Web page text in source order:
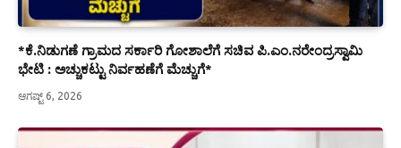
*ಕೆ.ನಿಡುಗಣೆ ಗ್ರಾಮದ ಸರ್ಕಾರಿ ಗೋಶಾಲೆಗೆ ಸಚಿವ ಪಿ.ಎಂ.ನರೇಂದ್ರಸ್ವಾಮಿ
ಭೇಟಿ : ಅಚ್ಚುಕಟ್ಟು ನಿರ್ವಹಣೆಗೆ ಮೆಚ್ಚುಗೆ*
ಆಗಷ್ಟ್ 6, 2026